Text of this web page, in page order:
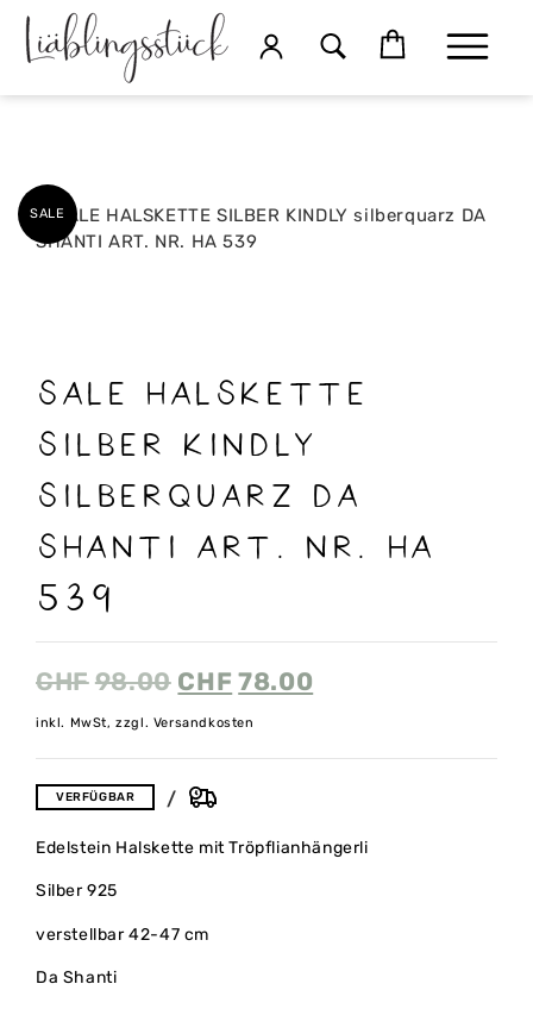
SALE
SALE HALSKETTE
SILBER KINDLY
silberquarz DA
SHANTI ART. NR. HA
539
CHF 98.00 CHF 78.00
inkl. MwSt, zzgl. Versandkosten
VERFÜGBAR
Edelstein Halskette mit Tröpflianhängerli
Silber 925
verstellbar 42-47 cm
Da Shanti